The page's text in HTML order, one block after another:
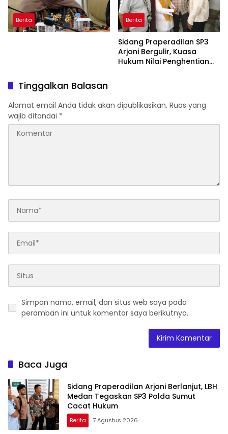
Berita Berita
Sidang Praperadilan SP3
Arjoni Bergulir, Kuasa
Hukum Nilai Penghentian
Tinggalkan Balasan
Alamat email Anda tidak akan dipublikasikan. Ruas yang
wajib ditandai *
Simpan nama, email, dan situs web saya pada
peramban ini untuk komentar saya berikutnya.
Baca Juga
Sidang Praperadilan Arjoni Berlanjut, LBH
Medan Tegaskan SP3 Polda Sumut
Cacat Hukum
Berita 7 Agustus 2026